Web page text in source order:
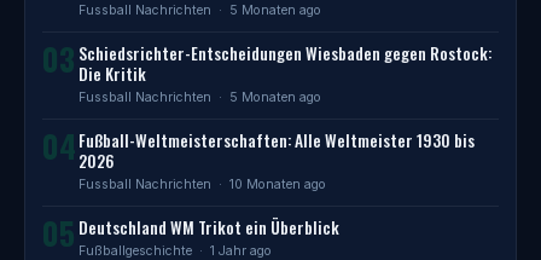
Fussball Nachrichten · 5 Monaten ago
03 Schiedsrichter-Entscheidungen Wiesbaden gegen Rostock:
Die Kritik
Fussball Nachrichten · 5 Monaten ago
04 Fußball-Weltmeisterschaften: Alle Weltmeister 1930 bis
2026
Fussball Nachrichten · 10 Monaten ago
05 Deutschland WM Trikot ein Überblick
Fußballgeschichte · 1 Jahr ago